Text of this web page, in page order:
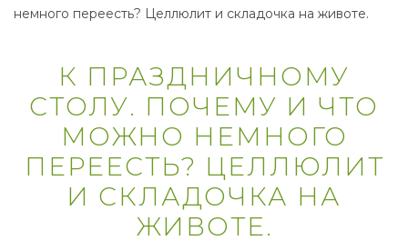
немного переесть? Целлюлит и складочка на животе.
К ПРАЗДНИЧНОМУ
СТОЛУ. ПОЧЕМУ И ЧТО
МОЖНО НЕМНОГО
ПЕРЕЕСТЬ? ЦЕЛЛЮЛИТ
И СКЛАДОЧКА НА
ЖИВОТЕ.